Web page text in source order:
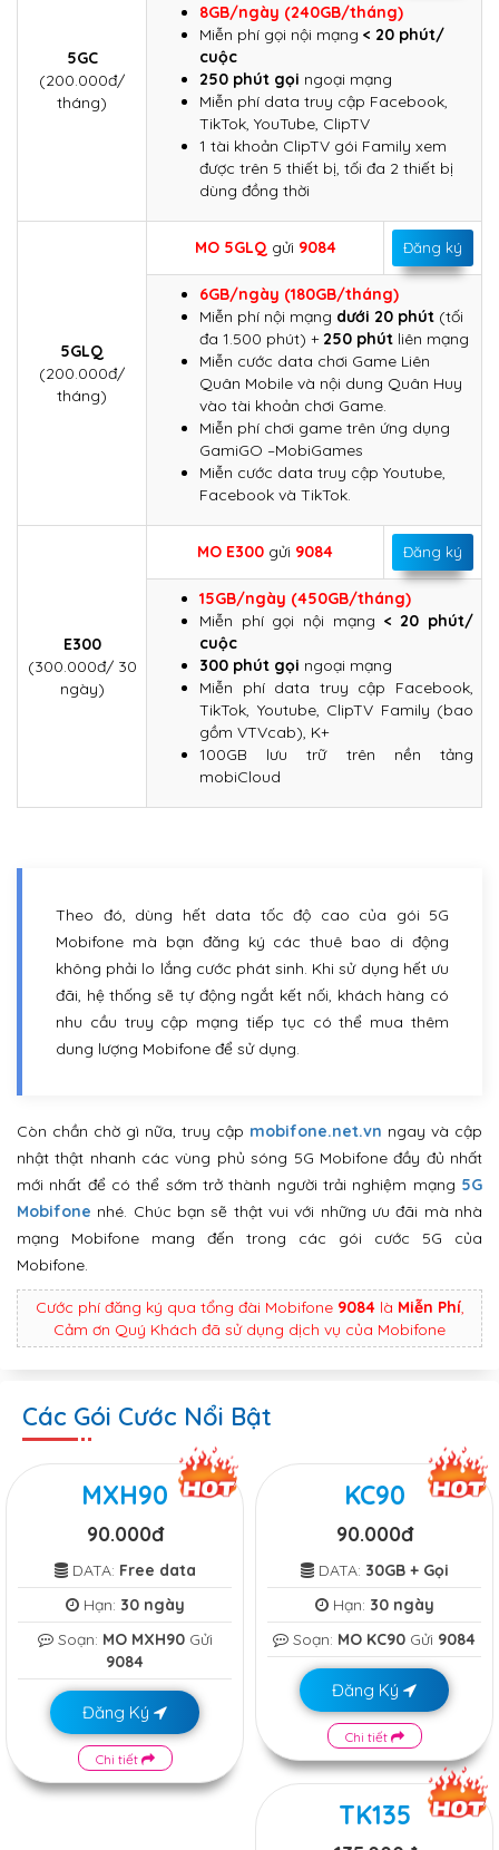
5GC
(200.000đ/
tháng)
8GB/ngày (240GB/tháng)
Miễn phí gọi nội mạng < 20 phút/
cuộc
250 phút gọi ngoại mạng
Miễn phí data truy cập Facebook,
TikTok, YouTube, ClipTV
1 tài khoản ClipTV gói Family xem
được trên 5 thiết bị, tối đa 2 thiết bị
dùng đồng thời
5GLQ
(200.000đ/
tháng)
MO5GLQ gửi 9084 Đăng ký
6GB/ngày (180GB/tháng)
Miễn phí nội mạng dưới 20 phút (tối
đa 1.500 phút) + 250 phút liên mạng
Miễn cước data chơi Game Liên
Quân Mobile và nội dung Quân Huy
vào tài khoản chơi Game.
Miễn phí chơi game trên ứng dụng
GamiGO –MobiGames
Miễn cước data truy cập Youtube,
Facebook và TikTok.
E300
(300.000đ/ 30
ngày)
MO E300 gửi 9084 Đăng ký
15GB/ngày (450GB/tháng)
Miễn phí gọi nội mạng < 20 phút/
cuộc
300 phút gọi ngoại mạng
Miễn phí data truy cập Facebook,
TikTok, Youtube, ClipTV Family (bao
gồm VTVcab), K+
100GB lưu trữ trên nền tảng
mobiCloud
Theo đó, dùng hết data tốc độ cao của gói 5G
Mobifone mà bạn đăng ký các thuê bao di động
không phải lo lắng cước phát sinh. Khi sử dụng hết ưu
đãi, hệ thống sẽ tự động ngắt kết nối, khách hàng có
nhu cầu truy cập mạng tiếp tục có thể mua thêm
dung lượng Mobifone để sử dụng.
Còn chần chờ gì nữa, truy cập mobifone.net.vn ngay và cập
nhật thật nhanh các vùng phủ sóng 5G Mobifone đầy đủ nhất
mới nhất để có thể sớm trở thành người trải nghiệm mạng 5G
Mobifone nhé. Chúc bạn sẽ thật vui với những ưu đãi mà nhà
mạng Mobifone mang đến trong các gói cước 5G của
Mobifone.
Cước phí đăng ký qua tổng đài Mobifone 9084là Miễn Phí,
Cảm ơn Quý Khách đã sử dụng dịch vụ của Mobifone
Các Gói Cước Nổi Bật
MXH90
90.000đ
DATA: Free data
Hạn: 30 ngày
Soạn: MO MXH90Gửi
9084
Đăng Ký
Chi tiết
KC90
90.000đ
DATA: 30GB + Gọi
Hạn: 30 ngày
Soạn: MO KC90 Gửi 9084
Đăng Ký
Chi tiết
TK135